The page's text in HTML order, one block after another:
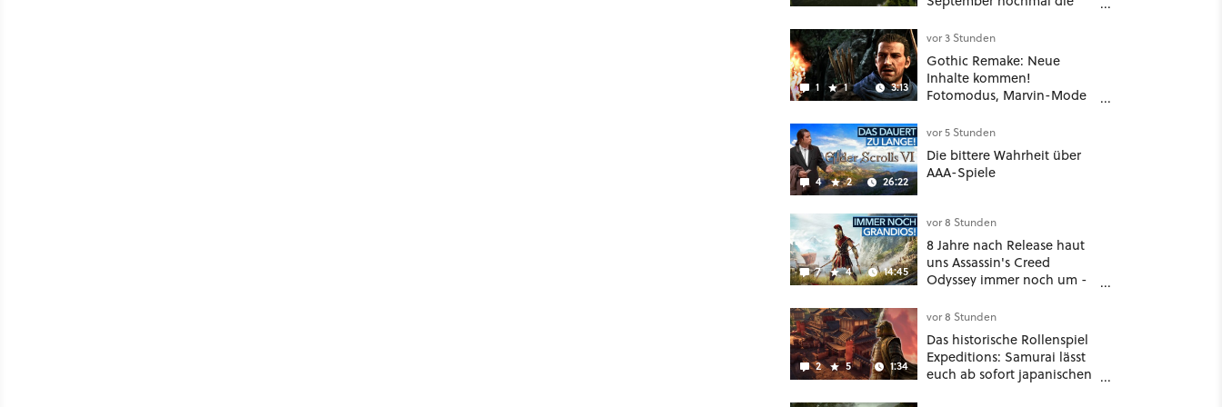
1 1 3:13
vor 3 Stunden
Gothic Remake: Neue
Inhalte kommen!
Fotomodus, Marvin-Mode
4 2 26:22
vor 5 Stunden
Die bittere Wahrheit über
AAA-Spiele
7 4 14:45
vor 8 Stunden
8 Jahre nach Release haut
uns Assassin's Creed
Odyssey immer noch um -
2 5 1:34
vor 8 Stunden
Das historische Rollenspiel
Expeditions: Samurai lässt
euch ab sofort japanischen